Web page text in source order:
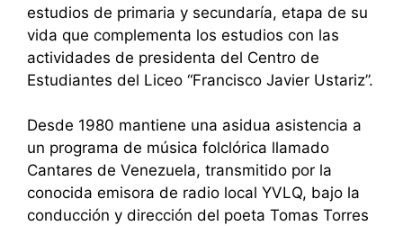
estudios de primaria y secundaría, etapa de su
vida que complementa los estudios con las
actividades de presidenta del Centro de
Estudiantes del Liceo “Francisco Javier Ustariz”.
Desde 1980 mantiene una asidua asistencia a
un programa de música folclórica llamado
Cantares de Venezuela, transmitido por la
conocida emisora de radio local YVLQ, bajo la
conducción y dirección del poeta Tomas Torres